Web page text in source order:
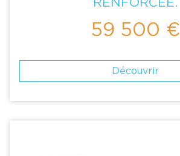
RENFORCEE.
59 500 €
Découvrir